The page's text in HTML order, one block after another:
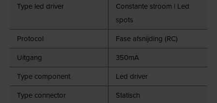
Type led driver
Constante stroom | Led
spots
Protocol
Fase afsnijding (RC)
Uitgang
350mA
Type component
Led driver
Type connector
Statisch